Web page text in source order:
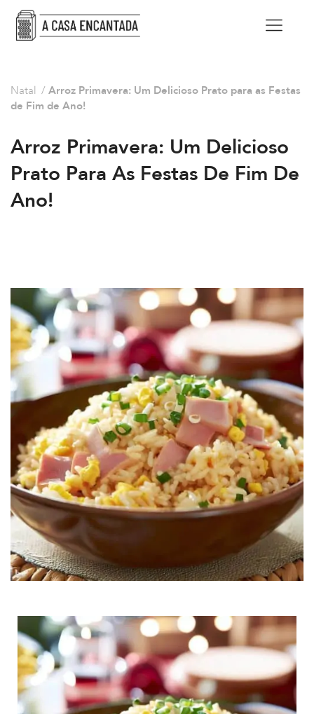
Natal / Arroz Primavera: Um Delicioso Prato para as Festas
de Fim de Ano!
Arroz Primavera: Um Delicioso
Prato Para As Festas De Fim De
Ano!